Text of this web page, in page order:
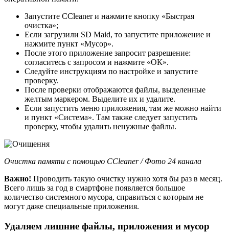
Запустите CCleaner и нажмите кнопку «Быстрая
очистка»;
Если загрузили SD Maid, то запустите приложение и
нажмите пункт «Мусор».
После этого приложение запросит разрешение:
согласитесь с запросом и нажмите «ОК».
Следуйте инструкциям по настройке и запустите
проверку.
После проверки отображаются файлы, выделенные
желтым маркером. Выделите их и удалите.
Если запустить меню приложения, там же можно найти
и пункт «Система». Там также следует запустить
проверку, чтобы удалить ненужные файлы.
Очистка памяти с помощью CCleaner / Фото 24 канала
Важно! Проводить такую очистку нужно хотя бы раз в месяц.
Всего лишь за год в смартфоне появляется большое
количество системного мусора, справиться с которым не
могут даже специальные приложения.
Удаляем лишние файлы, приложения и мусор